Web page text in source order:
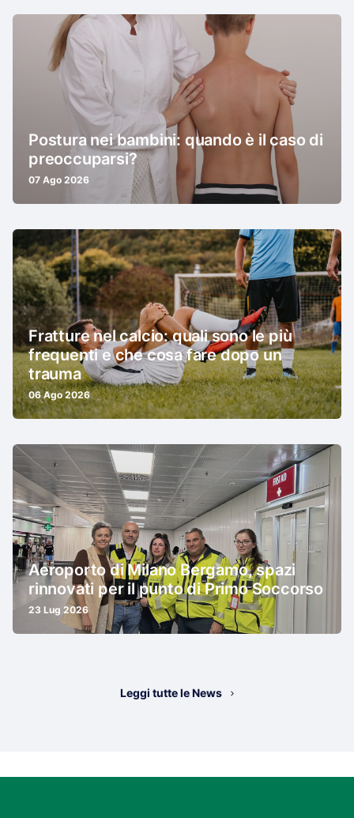
Postura nei bambini: quando è il caso di
preoccuparsi?
07 Ago 2026
Fratture nel calcio: quali sono le più
frequenti e che cosa fare dopo un
trauma
06 Ago 2026
Aeroporto di Milano Bergamo, spazi
rinnovati per il punto di Primo Soccorso
23 Lug 2026
Leggi tutte le News